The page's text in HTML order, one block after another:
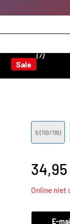
Sale
(7)
S (110/116)
34,95
Online niet
E-